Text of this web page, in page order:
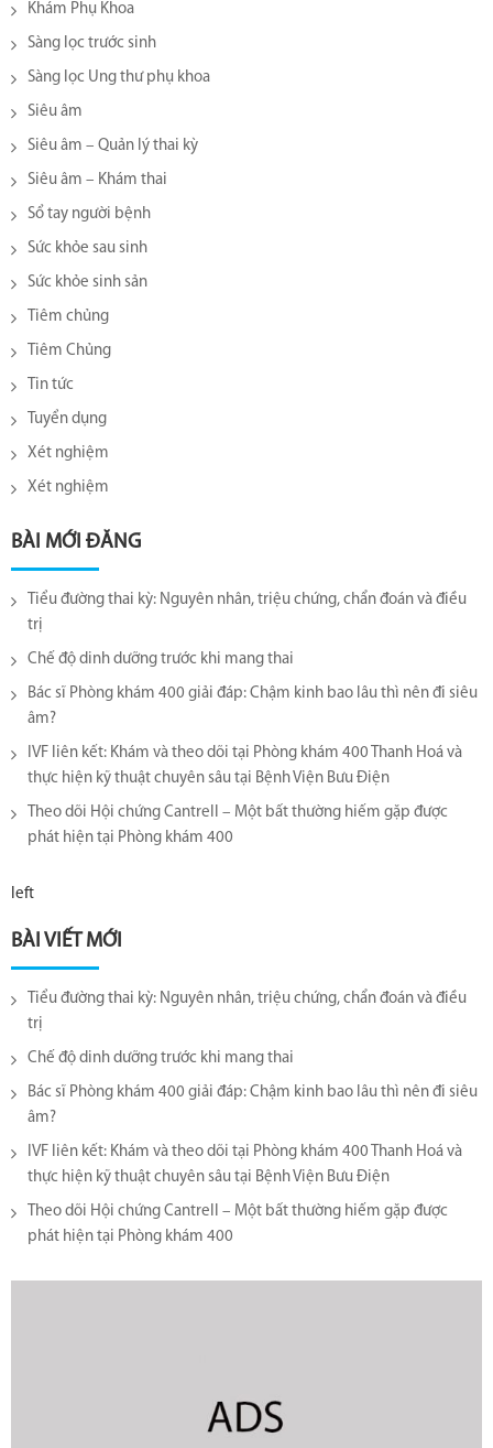
Khám Phụ Khoa
Sàng lọc trước sinh
Sàng lọc Ung thư phụ khoa
Siêu âm
Siêu âm – Quản lý thai kỳ
Siêu âm – Khám thai
Sổ tay người bệnh
Sức khỏe sau sinh
Sức khỏe sinh sản
Tiêm chủng
Tiêm Chủng
Tin tức
Tuyển dụng
Xét nghiệm
Xét nghiệm
BÀI MỚI ĐĂNG
Tiểu đường thai kỳ: Nguyên nhân, triệu chứng, chẩn đoán và điều
trị
Chế độ dinh dưỡng trước khi mang thai
Bác sĩ Phòng khám 400 giải đáp: Chậm kinh bao lâu thì nên đi siêu
âm?
IVF liên kết: Khám và theo dõi tại Phòng khám 400 Thanh Hoá và
thực hiện kỹ thuật chuyên sâu tại Bệnh Viện Bưu Điện
Theo dõi Hội chứng Cantrell – Một bất thường hiếm gặp được
phát hiện tại Phòng khám 400
left
BÀI VIẾT MỚI
Tiểu đường thai kỳ: Nguyên nhân, triệu chứng, chẩn đoán và điều
trị
Chế độ dinh dưỡng trước khi mang thai
Bác sĩ Phòng khám 400 giải đáp: Chậm kinh bao lâu thì nên đi siêu
âm?
IVF liên kết: Khám và theo dõi tại Phòng khám 400 Thanh Hoá và
thực hiện kỹ thuật chuyên sâu tại Bệnh Viện Bưu Điện
Theo dõi Hội chứng Cantrell – Một bất thường hiếm gặp được
phát hiện tại Phòng khám 400